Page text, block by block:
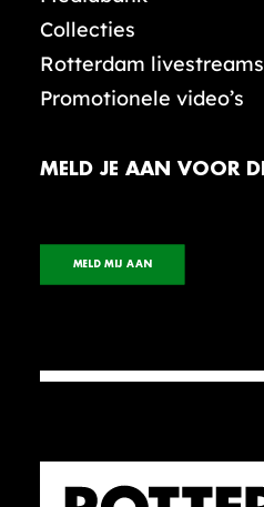
Collecties
Rotterdam livestreams
Promotionele video’s
MELD JE AAN VOOR
MELD MIJ AAN